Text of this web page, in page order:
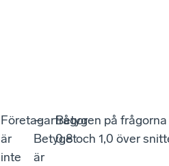
Företagarfrågor
är
inte
–
Betyget
är
Betygen på
0,8 och 1,0 över